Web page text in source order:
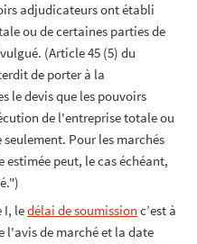
adjudicateurs ont établi
ou de certaines parties de
(Article 45 (5) du
de porter à la
le devis que les pouvoirs
de l'entreprise totale ou
Pour les marchés
peut, le cas échéant,
I, ledélai de soumission c’est à
l'avis de marché et la date